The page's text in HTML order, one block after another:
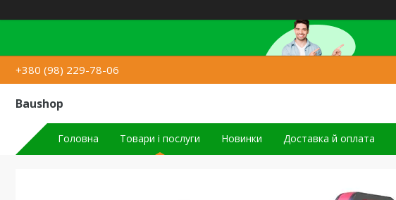
+380 (98) 229-78-06
Baushop
Головна Товари і послуги Новинки Доставка й оплата